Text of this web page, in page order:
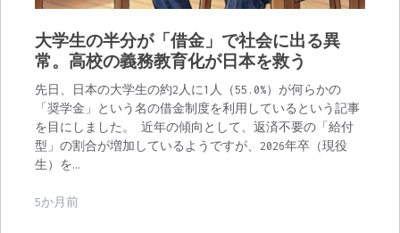
大学生の半分が「借金」で社会に出る異
常。高校の義務教育化が日本を救う
先日、日本の大学生の約2人に1人（55.0%）が何らかの
「奨学金」という名の借金制度を利用しているという記事
を目にしました。 近年の傾向として、返済不要の「給付
型」の割合が増加しているようですが、2026年卒（現役
生）を…
5か月前